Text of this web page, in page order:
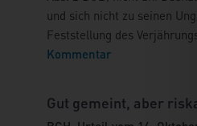
und sich nicht zu seinen
Feststellung des
Kommentar
Gut gemeint, aber